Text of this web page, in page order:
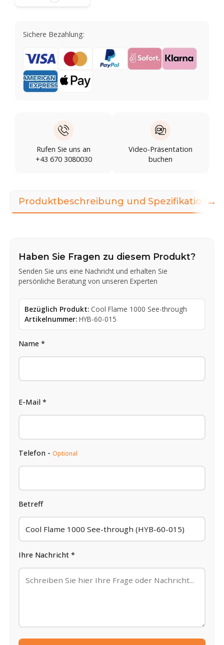
Sichere Bezahlung:
Rufen Sie uns an
+43 670 3080030
Video-Präsentation
buchen
Produktbeschreibung und Spezifikationen
Haben Sie Fragen zu diesem Produkt?
Senden Sie uns eine Nachricht und erhalten Sie
persönliche Beratung von unseren Experten
Bezüglich Produkt: Cool Flame 1000 See-through
Artikelnummer: HYB-60-015
Name *
E-Mail *
Telefon - Optional
Betreff
Ihre Nachricht *
→